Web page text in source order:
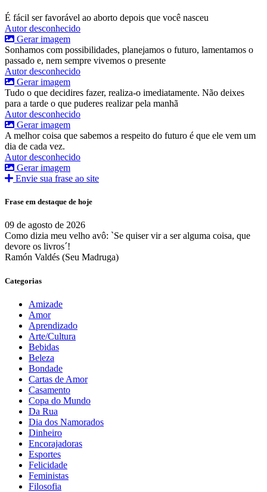
É fácil ser favorável ao aborto depois que você nasceu
Autor desconhecido
Gerar imagem
Sonhamos com possibilidades, planejamos o futuro, lamentamos o
passado e, nem sempre vivemos o presente
Autor desconhecido
Gerar imagem
Tudo o que decidires fazer, realiza-o imediatamente. Não deixes
para a tarde o que puderes realizar pela manhã
Autor desconhecido
Gerar imagem
A melhor coisa que sabemos a respeito do futuro é que ele vem um
dia de cada vez.
Autor desconhecido
Gerar imagem
Envie sua frase ao site
Frase em destaque de hoje
09 de agosto de 2026
Como dizia meu velho avô: `Se quiser vir a ser alguma coisa, que
devore os livros´!
Ramón Valdés (Seu Madruga)
Categorias
Amizade
Amor
Aprendizado
Arte/Cultura
Bebidas
Beleza
Bondade
Cartas de Amor
Casamento
Copa do Mundo
Da Rua
Dia dos Namorados
Dinheiro
Encorajadoras
Esportes
Felicidade
Feministas
Filosofia